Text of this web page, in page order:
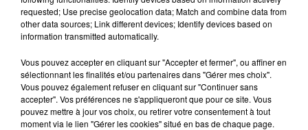
J’emmène mes parents à la chasse
GRANDE CHASSE AUX OEUFS
Ouvert à tous les enfants âgés de 1 à 15ans
Inscription: 5€ pour les enfants de 1 à 2 ans de 2021 - 2022
7€ pour les enfants de 3 à 6 ans de 2020 - 2017
Et de 9€ pour les enfants de 7 à 15 ans 2016 - 2008
requested; Use precise geolocation data; Match and combine data from
other data sources; Link different devices; Identify devices based on
information transmitted automatically.
Vous pouvez accepter en cliquant sur "Accepter et fermer", ou affiner en
sélectionnant les finalités et/ou partenaires dans "Gérer mes choix".
Vous pouvez également refuser en cliquant sur "Continuer sans
accepter". Vos préférences ne s'appliqueront que pour ce site. Vous
pouvez mettre à jour vos choix, ou retirer votre consentement à tout
moment via le lien "Gérer les cookies" situé en bas de chaque page.